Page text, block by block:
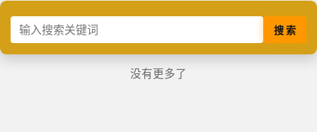
搜 索
没有更多了